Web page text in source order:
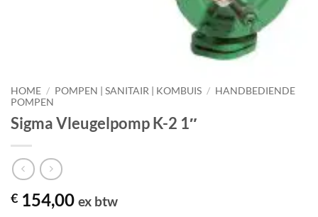
HOME / POMPEN | SANITAIR | KOMBUIS / HANDBEDIENDE
POMPEN
Sigma Vleugelpomp K-2 1″
€ 154,00 ex btw